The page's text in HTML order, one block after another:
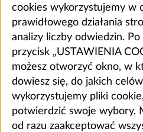
cookies wykorzystujemy w
prawidłowego działania
analizy liczby odwiedzin.
przycisk „USTAWIENIA
możesz otworzyć okno, w
dowiesz się, do jakich celów
wykorzystujemy pliki
potwierdzić swoje wybory.
od razu zaakceptować